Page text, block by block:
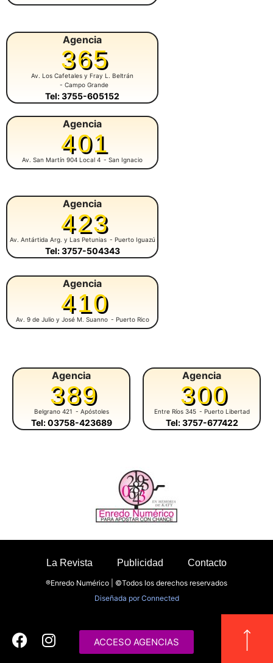
Agencia
365
Av. Los Cafetales y Fray L. Beltrán
- Campo Grande
Tel: 3755-605152
Agencia
401
Av. San Martín 904 Local 4 - San Ignacio
Agencia
423
Av. Antártida Arg. y Las Petunias - Puerto Iguazú
Tel: 3757-504343
Agencia
410
Av. 9 de Julio y José M. Suanno - Puerto Rico
Agencia
389
Belgrano 421 - Apóstoles
Tel: 03758-423689
Agencia
300
Entre Ríos 345 - Puerto Libertad
Tel: 3757-677422
La Revista Publicidad Contacto
®Enredo Numérico | ©Todos los derechos reservados
Diseñada porConnected
ACCESO AGENCIAS